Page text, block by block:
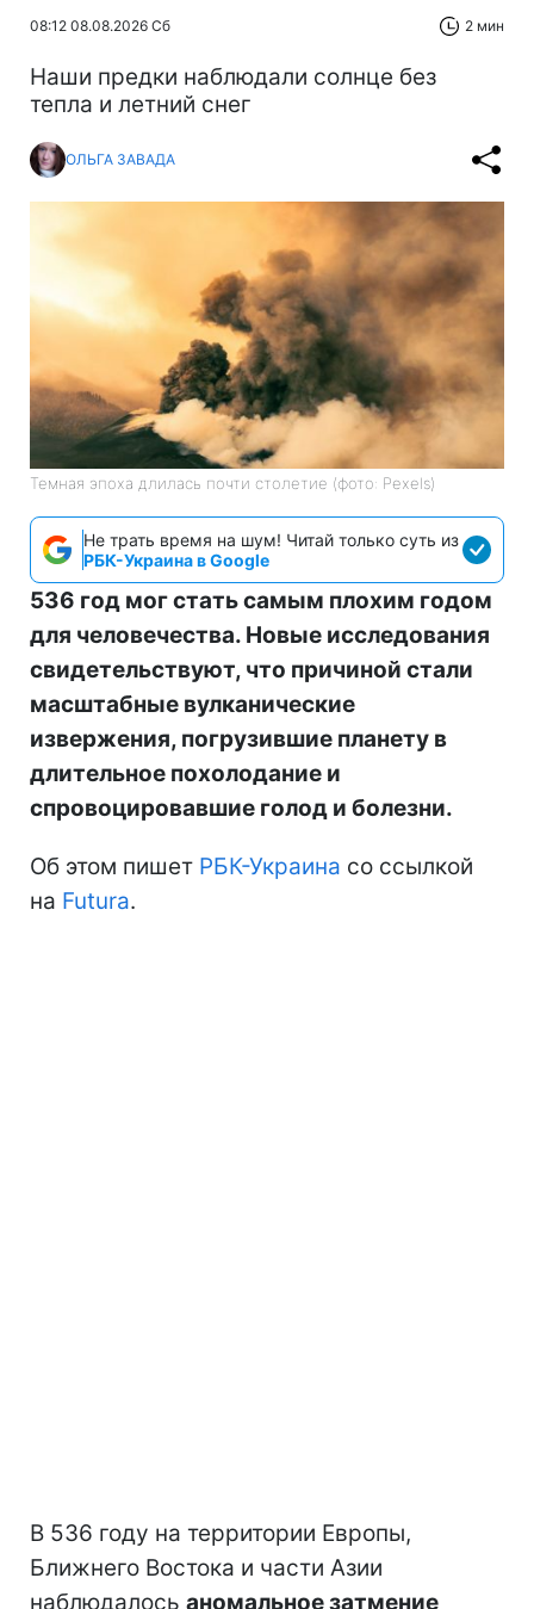
08:12 08.08.2026 Сб 2 мин
Наши предки наблюдали солнце без
тепла и летний снег
ОЛЬГА ЗАВАДА
Темная эпоха длилась почти столетие (фото: Pexels)
Не трать время на шум! Читай только суть из
РБК-Украина в Google
536 год мог стать самым плохим годом
для человечества. Новые исследования
свидетельствуют, что причиной стали
масштабные вулканические
извержения, погрузившие планету в
длительное похолодание и
спровоцировавшие голод и болезни.
Об этом пишет РБК-Украина со ссылкой
на Futura.
В 536 году на территории Европы,
Ближнего Востока и части Азии
наблюдалось аномальное затмение